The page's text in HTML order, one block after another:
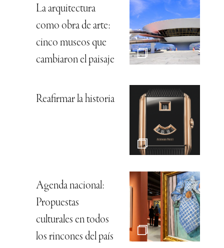
La arquitectura
como obra de arte:
cinco museos que
cambiaron el paisaje
Reafirmar la historia
Agenda nacional:
Propuestas
culturales en todos
los rincones del país